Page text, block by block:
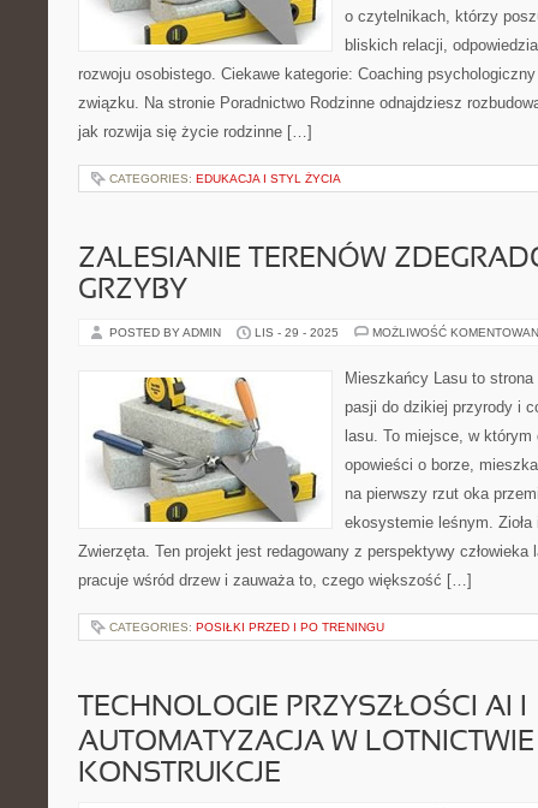
o czytelnikach, którzy
bliskich relacji,
rozwoju osobistego. Ciekawe kategorie: Coaching
związku. Na stronie Poradnictwo Rodzinne odnajdziesz
jak rozwija się życie rodzinne […]
CATEGORIES: EDUKACJA I STYL ŻYCIA
ZALESIANIE TERENÓW
GRZYBY
POSTED BY ADMIN LIS - 29 - 2025 MOŻLIWOŚĆ
Mieszkańcy Lasu to
pasji do dzikiej przyrody i
lasu. To miejsce, w
opowieści o borze,
na pierwszy rzut oka
ekosystemie leśnym.
Zwierzęta. Ten projekt jest redagowany z perspektywy człowieka
pracuje wśród drzew i zauważa to, czego większość […]
CATEGORIES: POSIŁKI PRZED I PO TRENINGU
TECHNOLOGIE PRZYSZŁOŚCI AI I
AUTOMATYZACJA W
KONSTRUKCJE